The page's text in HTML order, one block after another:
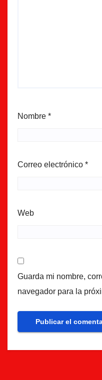
Nombre *
Correo electrónico *
Web
Guarda mi nombre,
navegador para la